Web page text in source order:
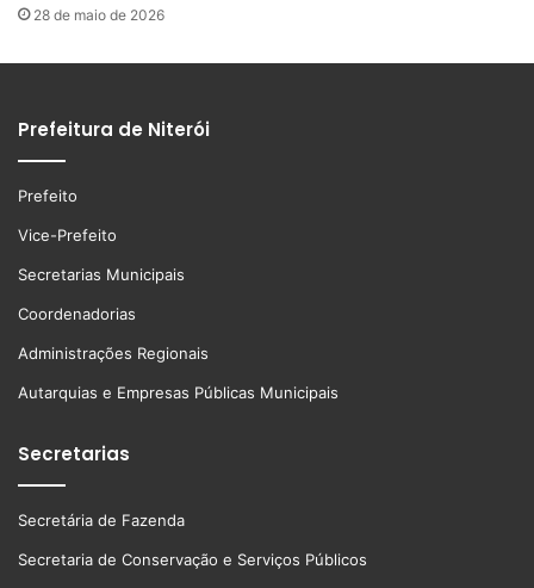
28 de maio de 2026
Prefeitura de Niterói
Prefeito
Vice-Prefeito
Secretarias Municipais
Coordenadorias
Administrações Regionais
Autarquias e Empresas Públicas Municipais
Secretarias
Secretária de Fazenda
Secretaria de Conservação e Serviços Públicos